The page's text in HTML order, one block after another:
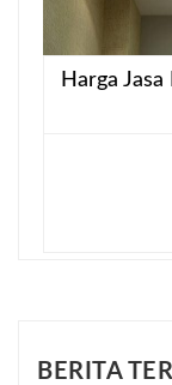
Harga
BERITA